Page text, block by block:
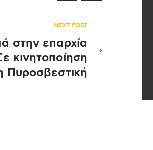
NEXT POST
στην επαρχία
κινητοποίηση
Πυροσβεστική